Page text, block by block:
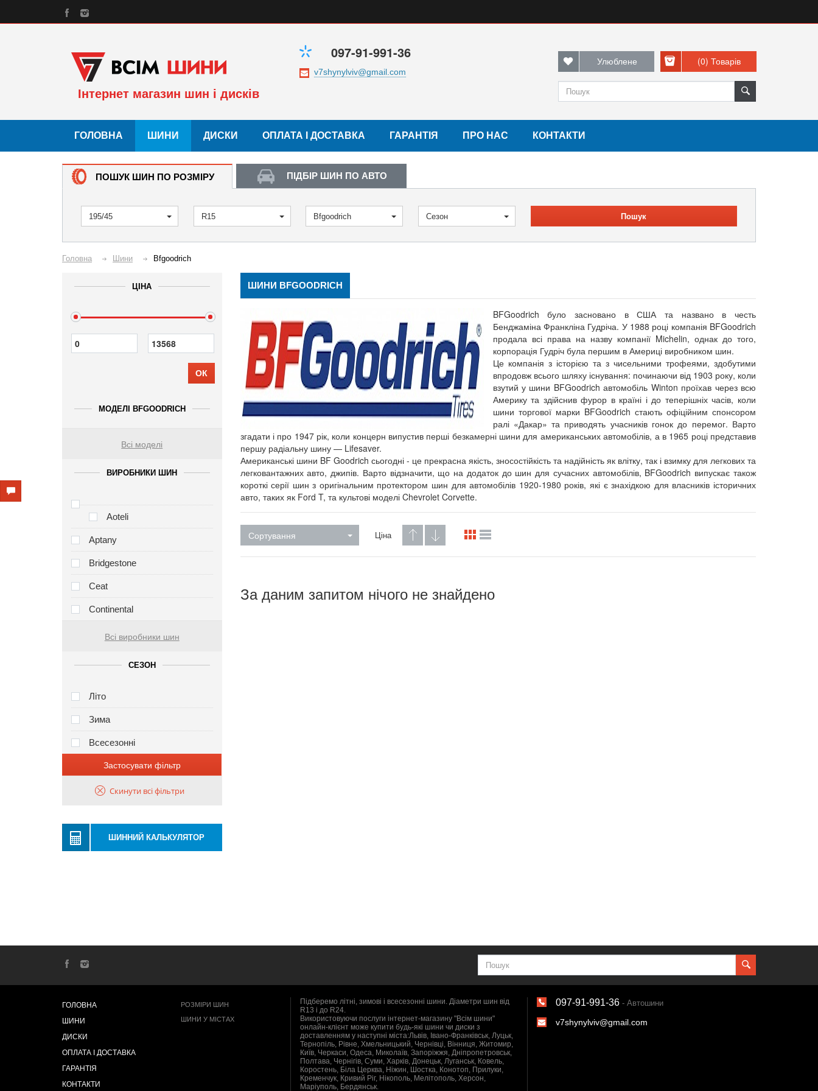
Інтернет магазин шин і дисків
097-91-991-36 Улюблене (0) Товарів
ГОЛОВНА ШИНИ ДИСКИ ОПЛАТА І ДОСТАВКА ГАРАНТІЯ ПРО НАС КОНТАКТИ
ПОШУК ШИН ПО РОЗМІРУ ПІДБІР ШИН ПО АВТО
195/45 R15 Bfgoodrich Сезон Пошук
Головна Шини Bfgoodrich
ЦІНА
ОК
МОДЕЛІ BFGOODRICH
Всі моделі
ВИРОБНИКИ ШИН
Aoteli
Aptany
Bridgestone
Ceat
Continental
Всі виробники шин
СЕЗОН
Літо
Зима
Всесезонні
Застосувати фільтр
Скинути всі фільтри
ШИННИЙ КАЛЬКУЛЯТОР
ШИНИ BFGOODRICH
BFGoodrich було засновано в США та названо в честь
Бенджаміна Франкліна Гудріча. У 1988 році компанія BFGoodrich
продала всі права на назву компанії Michelin, однак до того,
корпорація Гудріч була першим в Америці виробником шин.
Це компанія з історією та з чисельними трофеями, здобутими
впродовж всього шляху існування: починаючи від 1903 року, коли
взутий у шини BFGoodrich автомобіль Winton проїхав через всю
Америку та здійснив фурор в країні і до теперішніх часів, коли
шини торгової марки BFGoodrich стають офіційним спонсором
ралі «Дакар» та приводять учасників гонок до перемог. Варто
згадати і про 1947 рік, коли концерн випустив перші безкамерні шини для американських автомобілів, а в 1965 році представив
першу радіальну шину — Lifesaver.
Американські шини BF Goodrich сьогодні - це прекрасна якість, зносостійкість та надійність як влітку, так і взимку для легкових та
легковантажних авто, джипів. Варто відзначити, що на додаток до шин для сучасних автомобілів, BFGoodrich випускає також
короткі серії шин з оригінальним протектором шин для автомобілів 1920-1980 років, які є знахідкою для власників історичних
авто, таких як Ford T, та культові моделі Chevrolet Corvette.
Сортування Ціна
За даним запитом нічого не знайдено
ГОЛОВНА
ШИНИ
ДИСКИ
ОПЛАТА І ДОСТАВКА
ГАРАНТІЯ
КОНТАКТИ
РОЗМІРИ ШИН
ШИНИ У МІСТАХ
Підберемо літні, зимові і всесезонні шини. Діаметри шин від
R13 і до R24.
Використовуючи послуги інтернет-магазину "Всім шини"
онлайн-клієнт може купити будь-які шини чи диски з
доставленням у наступні міста:Львів, Івано-Франківськ, Луцьк,
Тернопіль, Рівне, Хмельницький, Чернівці, Вінниця, Житомир,
Київ, Черкаси, Одеса, Миколаїв, Запоріжжя, Дніпропетровськ,
Полтава, Чернігів, Суми, Харків, Донецьк, Луганськ, Ковель,
Коростень, Біла Церква, Ніжин, Шостка, Конотоп, Прилуки,
Кременчук, Кривий Ріг, Нікополь, Мелітополь, Херсон,
Маріуполь, Бердянськ.
097-91-991-36 - Автошини